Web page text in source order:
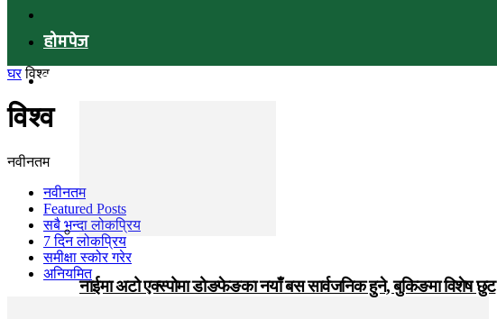
होमपेज
समाचार
नाईमा अटो एक्स्पोमा डोङफेङका नयाँ बस सार्वजनिक हुने, बुकिङमा विशेष छुट
घर विश्व
विश्व
नवीनतम
नवीनतम
Featured Posts
सबै भन्दा लोकप्रिय
7 दिन लोकप्रिय
समीक्षा स्कोर गरेर
अनियमित